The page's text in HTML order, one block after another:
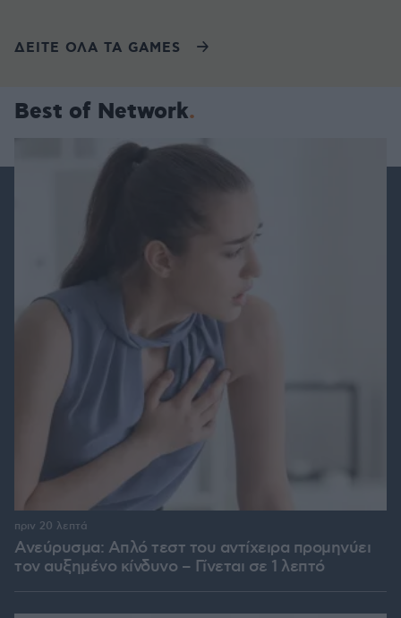
ΔΕΙΤΕ ΟΛΑ ΤΑ GAMES
Best of Network
Ανεύρυσμα: Απλό τεστ του αντίχειρα προμηνύει
τον αυξημένο κίνδυνο – Γίνεται σε 1 λεπτό
πριν 20 λεπτά